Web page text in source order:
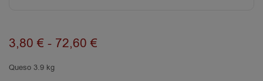
3,80 € - 72,60 €
Queso 3.9 kg